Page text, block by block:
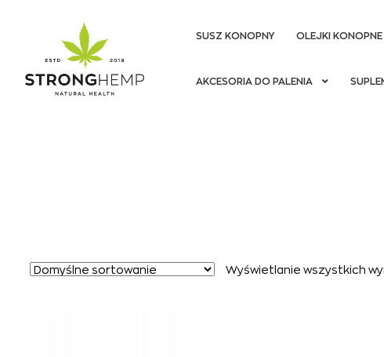
do
do
SUSZ KONOPNY OLEJKI
AKCESORIA DO PALENIA
Wyświetlanie wszystkich